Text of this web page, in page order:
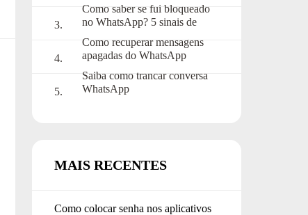
Como saber se fui bloqueado
no WhatsApp? 5 sinais de
Como recuperar mensagens
apagadas do WhatsApp
Saiba como trancar conversa
WhatsApp
MAIS RECENTES
Como colocar senha nos aplicativos